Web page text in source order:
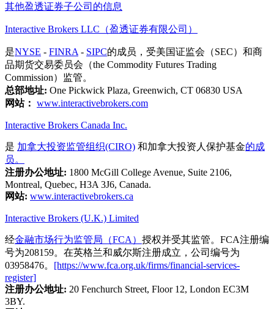
其他盈透证券子公司的信息
Interactive Brokers LLC（盈透证券有限公司）
是NYSE - FINRA - SIPC的成员，受美国证监会（SEC）和商
品期货交易委员会（the Commodity Futures Trading
Commission）监管。
总部地址: One Pickwick Plaza, Greenwich, CT 06830 USA
网站： www.interactivebrokers.com
Interactive Brokers Canada Inc.
是 加拿大投资监管组织(CIRO) 和加拿大投资人保护基金的成
员。
注册办公地址: 1800 McGill College Avenue, Suite 2106,
Montreal, Quebec, H3A 3J6, Canada.
网站: www.interactivebrokers.ca
Interactive Brokers (U.K.) Limited
经金融市场行为监管局（FCA） 授权并受其监管。FCA注册编
号为208159。在英格兰和威尔斯注册成立，公司编号为
03958476。 [https://www.fca.org.uk/firms/financial-services-
register]
注册办公地址: 20 Fenchurch Street, Floor 12, London EC3M
3BY.